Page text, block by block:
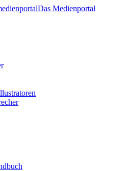
Das Medienportal